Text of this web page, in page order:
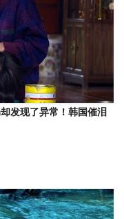
发现了异常！韩国催泪